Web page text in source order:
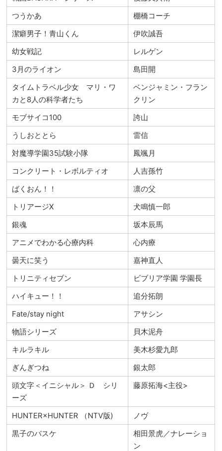
つうかあ
棚橋コーチ
潔癖男子！青山くん
伊吹誠吾
幼女戦記
レルゲン
3月のライオン
島田開
タイムトラベル少女 マリ・ワ
カと8人の科学者たち
ベンジャミン・フラン
クリン
モブサイコ100
誇山
うしおととら
雷信
対魔導学園35試験小隊
鳳颯月
コンクリート・レボルティオ
人吉孫竹
ばくおん！！
凛の父
トリアージX
犬鳴慎一郎
銀魂
坂本辰馬
アニメでわかる心療内科
心内療
曇天に笑う
嘉神直人
トリニティセブン
ビブリア学園 学園長
ハイキュー！！
追分拓朗
Fate/stay night
アサシン
物語シリーズ
貝木泥舟
キルラキル
美木杉愛九郎
ぎんぎつね
銀太郎
頭文字＜イニシャル＞ Ｄ シリ
ーズ
藤原拓海<主役>
HUNTER×HUNTER （NTV版)
ノヴ
黒子のバスケ
相田景虎／ナレーショ
ン